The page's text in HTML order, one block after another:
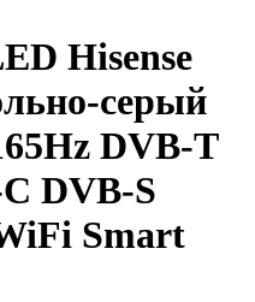
Hisense
серый
DVB-T
DVB-S
Smart